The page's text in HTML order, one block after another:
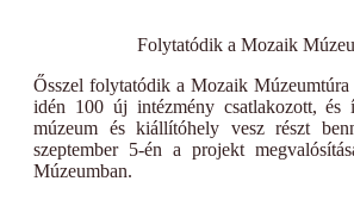
Folytatódik a Mozaik
Ősszel folytatódik a Mozaik Múzeumtúra
idén 100 új intézmény csatlakozott,
múzeum és kiállítóhely vesz részt
szeptember 5-én a projekt
Múzeumban.